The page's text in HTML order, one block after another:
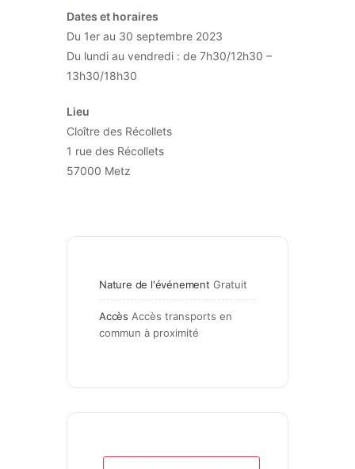
Dates et horaires
Du 1er au 30 septembre 2023
Du lundi au vendredi : de 7h30/12h30 –
13h30/18h30
Lieu
Cloître des Récollets
1 rue des Récollets
57000 Metz
Nature de l'événement Gratuit
Accès Accès transports en
commun à proximité